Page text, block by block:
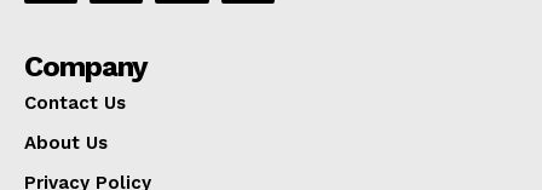
Company
Contact Us
About Us
Privacy Policy